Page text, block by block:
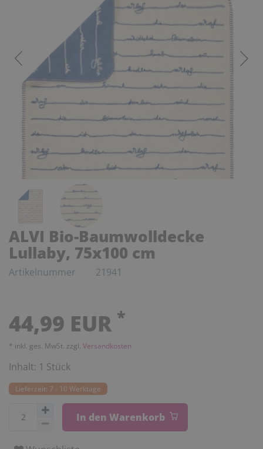
ALVI Bio-Baumwolldecke
Lullaby, 75x100 cm
Artikelnummer 21941
44,99 EUR *
* inkl. ges. MwSt. zzgl. Versandkosten
Inhalt: 1 Stück
Lieferzeit: 7 - 10 Werktage
In den Warenkorb